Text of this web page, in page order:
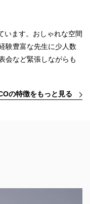
います。おしゃれな空間
験豊富な先生に少人数
会など緊張しながらも
の特徴をもっと見る